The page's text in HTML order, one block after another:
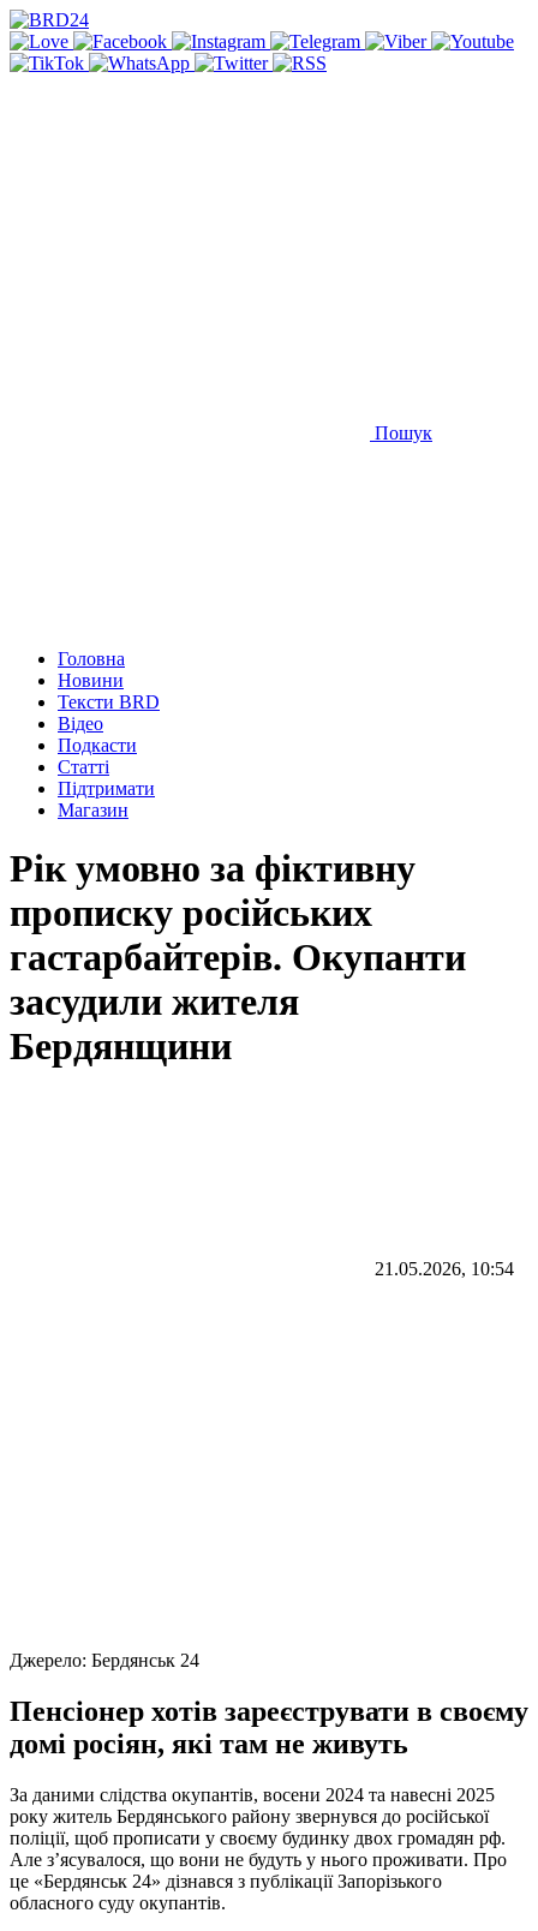
Пошук
Головна
Новини
Тексти BRD
Відео
Подкасти
Статті
Підтримати
Магазин
Рік умовно за фіктивну
прописку російських
гастарбайтерів. Окупанти
засудили жителя
Бердянщини
21.05.2026, 10:54
Джерело: Бердянськ 24
Пенсіонер хотів зареєструвати в своєму
домі росіян, які там не живуть
За даними слідства окупантів, восени 2024 та навесні 2025
року житель Бердянського району звернувся до російської
поліції, щоб прописати у своєму будинку двох громадян рф.
Але з’ясувалося, що вони не будуть у нього проживати. Про
це «Бердянськ 24» дізнався з публікації Запорізького
обласного суду окупантів.